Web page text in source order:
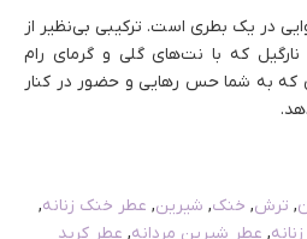
در یک بطری است. ترکیبی بی‌نظیر از
که با نت‌های گلی و گرمای رام
که به شما حس رهایی و حضور در کنار
, ترش, خنک, شیرین, عطر خنک زنانه,
, عطر شیرین مردانه, عطر کرید